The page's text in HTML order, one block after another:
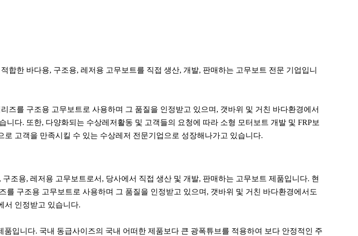
합한 바다용, 구조용, 레저용 고무보트를 직접 생산, 개발, 판매하는 고무보트 전문 기업입니
즈를 구조용 고무보트로 사용하며 그 품질을 인정받고 있으며, 갯바위 및 거친 바다환경에서
다. 또한, 다양화되는 수상레저활동 및 고객들의 요청에 따라 소형 모터보트 개발 및 FRP보
고객을 만족시킬 수 있는 수상레저 전문기업으로 성장해나가고 있습니다.
조용, 레저용 고무보트로서, 당사에서 직접 생산 및 개발, 판매하는 고무보트 제품입니다. 현
구조용 고무보트로 사용하며 그 품질을 인정받고 있으며, 갯바위 및 거친 바다환경에서도
서 인정받고 있습니다.
입니다. 국내 동급사이즈의 국내 어떠한 제품보다 큰 광폭튜브를 적용하여 보다 안정적인 주